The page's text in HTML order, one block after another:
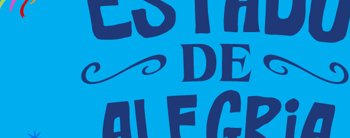
pais e/ou responsáveis, carteira de vacinação e Cartão SUS de
da 1ª e 2ª dose para pessoas com 18 anos ou mais está liberada para
ou não tenha iniciado o esquema primário na capital.
exclusivamente para pessoas imunocomprometidas de 12 anos ou
SMS pelo médico assistente.